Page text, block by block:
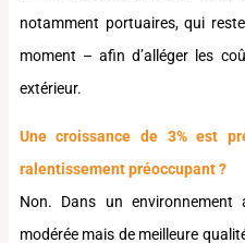
notamment portuaires, qui
moment – afin d’alléger les
extérieur.
Une croissance de 3% est
ralentissement préoccupant ?
Non. Dans un environnement
modérée mais de meilleure